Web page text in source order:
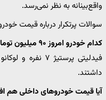
واقع‌بینانه به نظر نمی‌رسد.
سوالات پرتکرار درباره قیمت
کدام خودرو امروز ۹۰ میلیون تومان گران شد؟
داشتند.
آیا قیمت خودروهای داخلی هم